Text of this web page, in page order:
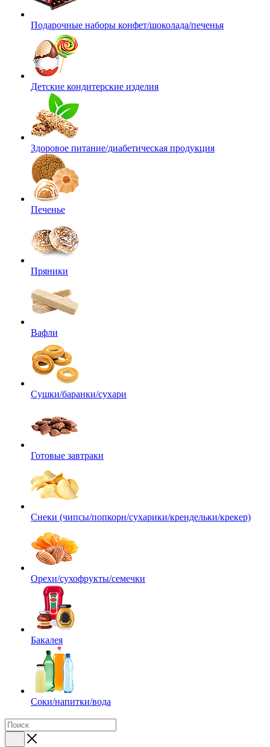
Подарочные наборы конфет/шоколада/печенья
Детские кондитерские изделия
Здоровое питание/диабетическая продукция
Печенье
Пряники
Вафли
Сушки/баранки/сухари
Готовые завтраки
Снеки (чипсы/попкорн/сухарики/крендельки/крекер)
Орехи/сухофрукты/семечки
Бакалея
Соки/напитки/вода